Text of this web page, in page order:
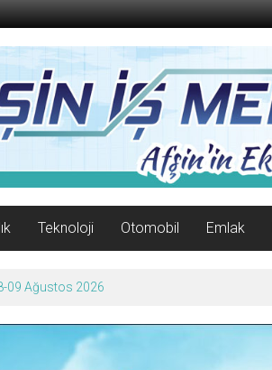
Teknoloji Otomobil Emlak
09 Ağustos 2026